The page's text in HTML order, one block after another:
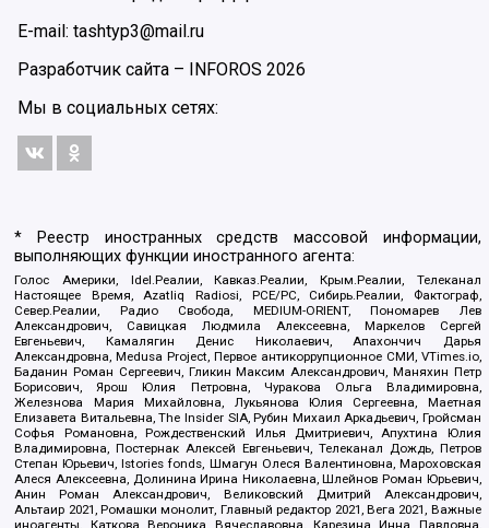
E-mail: tashtyp3@mail.ru
Разработчик сайта – INFOROS 2026
Мы в социальных сетях:
* Реестр иностранных средств массовой информации,
выполняющих функции иностранного агента:
Голос Америки, Idel.Реалии, Кавказ.Реалии, Крым.Реалии, Телеканал
Настоящее Время, Azatliq Radiosi, PCE/PC, Сибирь.Реалии, Фактограф,
Север.Реалии, Радио Свобода, MEDIUM-ORIENT, Пономарев Лев
Александрович, Савицкая Людмила Алексеевна, Маркелов Сергей
Евгеньевич, Камалягин Денис Николаевич, Апахончич Дарья
Александровна, Medusa Project, Первое антикоррупционное СМИ, VTimes.io,
Баданин Роман Сергеевич, Гликин Максим Александрович, Маняхин Петр
Борисович, Ярош Юлия Петровна, Чуракова Ольга Владимировна,
Железнова Мария Михайловна, Лукьянова Юлия Сергеевна, Маетная
Елизавета Витальевна, The Insider SIA, Рубин Михаил Аркадьевич, Гройсман
Софья Романовна, Рождественский Илья Дмитриевич, Апухтина Юлия
Владимировна, Постернак Алексей Евгеньевич, Телеканал Дождь, Петров
Степан Юрьевич, Istories fonds, Шмагун Олеся Валентиновна, Мароховская
Алеся Алексеевна, Долинина Ирина Николаевна, Шлейнов Роман Юрьевич,
Анин Роман Александрович, Великовский Дмитрий Александрович,
Альтаир 2021, Ромашки монолит, Главный редактор 2021, Вега 2021, Важные
иноагенты, Каткова Вероника Вячеславовна, Карезина Инна Павловна,